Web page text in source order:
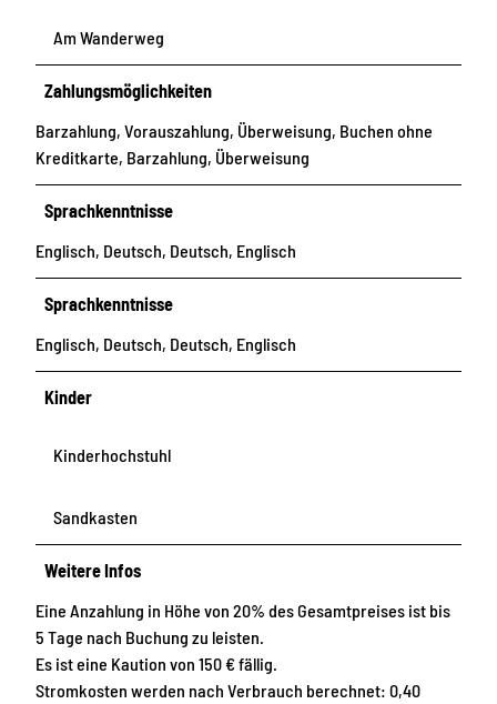
Am Wanderweg
Zahlungsmöglichkeiten
Barzahlung, Vorauszahlung, Überweisung, Buchen ohne
Kreditkarte, Barzahlung, Überweisung
Sprachkenntnisse
Englisch, Deutsch, Deutsch, Englisch
Sprachkenntnisse
Englisch, Deutsch, Deutsch, Englisch
Kinder
Kinderhochstuhl
Sandkasten
Weitere Infos
Eine Anzahlung in Höhe von 20% des Gesamtpreises ist bis
5 Tage nach Buchung zu leisten.
Es ist eine Kaution von 150 € fällig.
Stromkosten werden nach Verbrauch berechnet: 0,40